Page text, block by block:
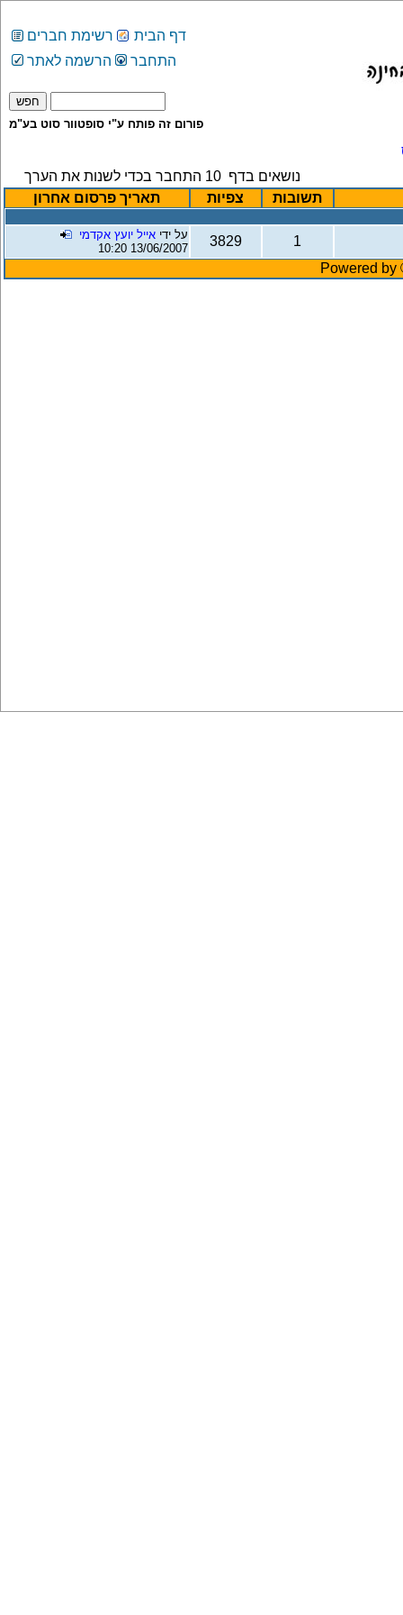
רשימת חברים
דף הבית
הרשמה לאתר
התחבר
פורום זה פותח ע"י סופטוור סוט בע"מ
נושאים בדף 10 התחבר בכדי לשנות את הערך
תאריך פרסום אחרון
צפיות תשובות
על ידי אייל יועץ אקדמי
13/06/2007 10:20
3829
1
Powered by